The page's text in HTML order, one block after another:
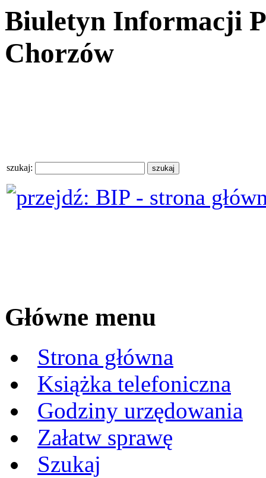
Biuletyn Informacji
Chorzów
szukaj:
Główne menu
Strona główna
Książka telefoniczna
Godziny urzędowania
Załatw sprawę
Szukaj